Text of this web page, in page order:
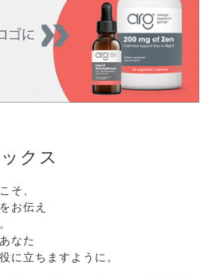
クス
そ、
お伝え
なた
に立ちますように。